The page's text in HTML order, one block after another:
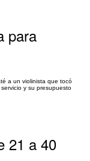
para
a un violinista que tocó
y su presupuesto
21 a 40